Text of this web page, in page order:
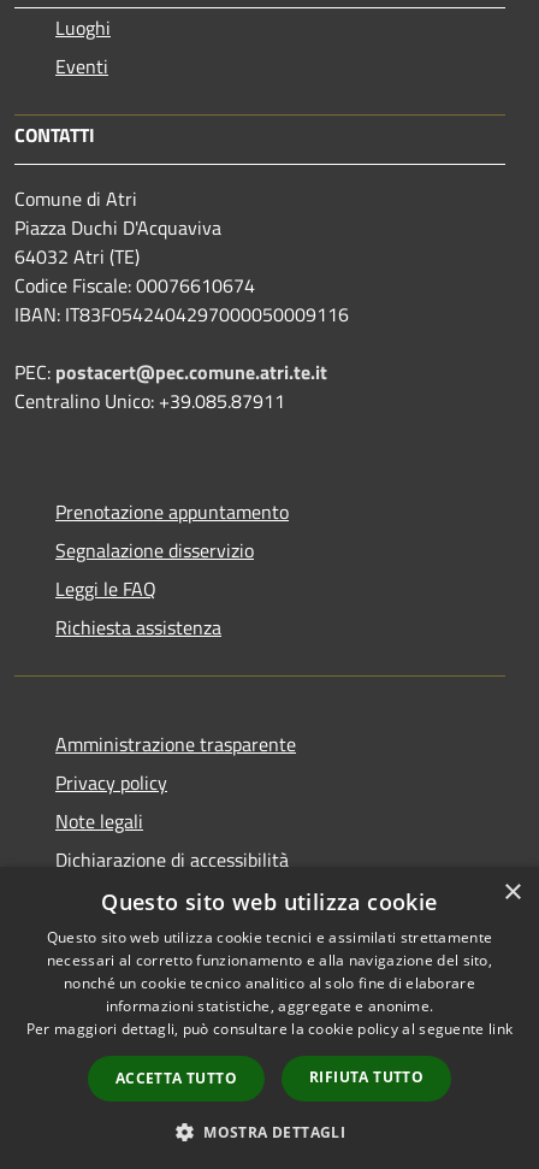
Luoghi
Eventi
CONTATTI
Comune di Atri
Piazza Duchi D'Acquaviva
64032 Atri (TE)
Codice Fiscale: 00076610674
IBAN: IT83F0542404297000050009116
PEC: postacert@pec.comune.atri.te.it
Centralino Unico: +39.085.87911
Prenotazione appuntamento
Segnalazione disservizio
Leggi le FAQ
Richiesta assistenza
Amministrazione trasparente
Privacy policy
Note legali
Dichiarazione di accessibilità
Accessibilità
Privacy
Mappa del sito
Copyright © 2026 • Comune di
Atri • Powered by
Municipium•Accesso
redazione
×
Questo sito web utilizza cookie
Questo sito web utilizza cookie tecnici e assimilati strettamente
necessari al corretto funzionamento e alla navigazione del sito,
nonché un cookie tecnico analitico al solo fine di elaborare
informazioni statistiche, aggregate e anonime.
Per maggiori dettagli, può consultare la cookie policy al seguente link
ACCETTA TUTTO RIFIUTA TUTTO
MOSTRA DETTAGLI